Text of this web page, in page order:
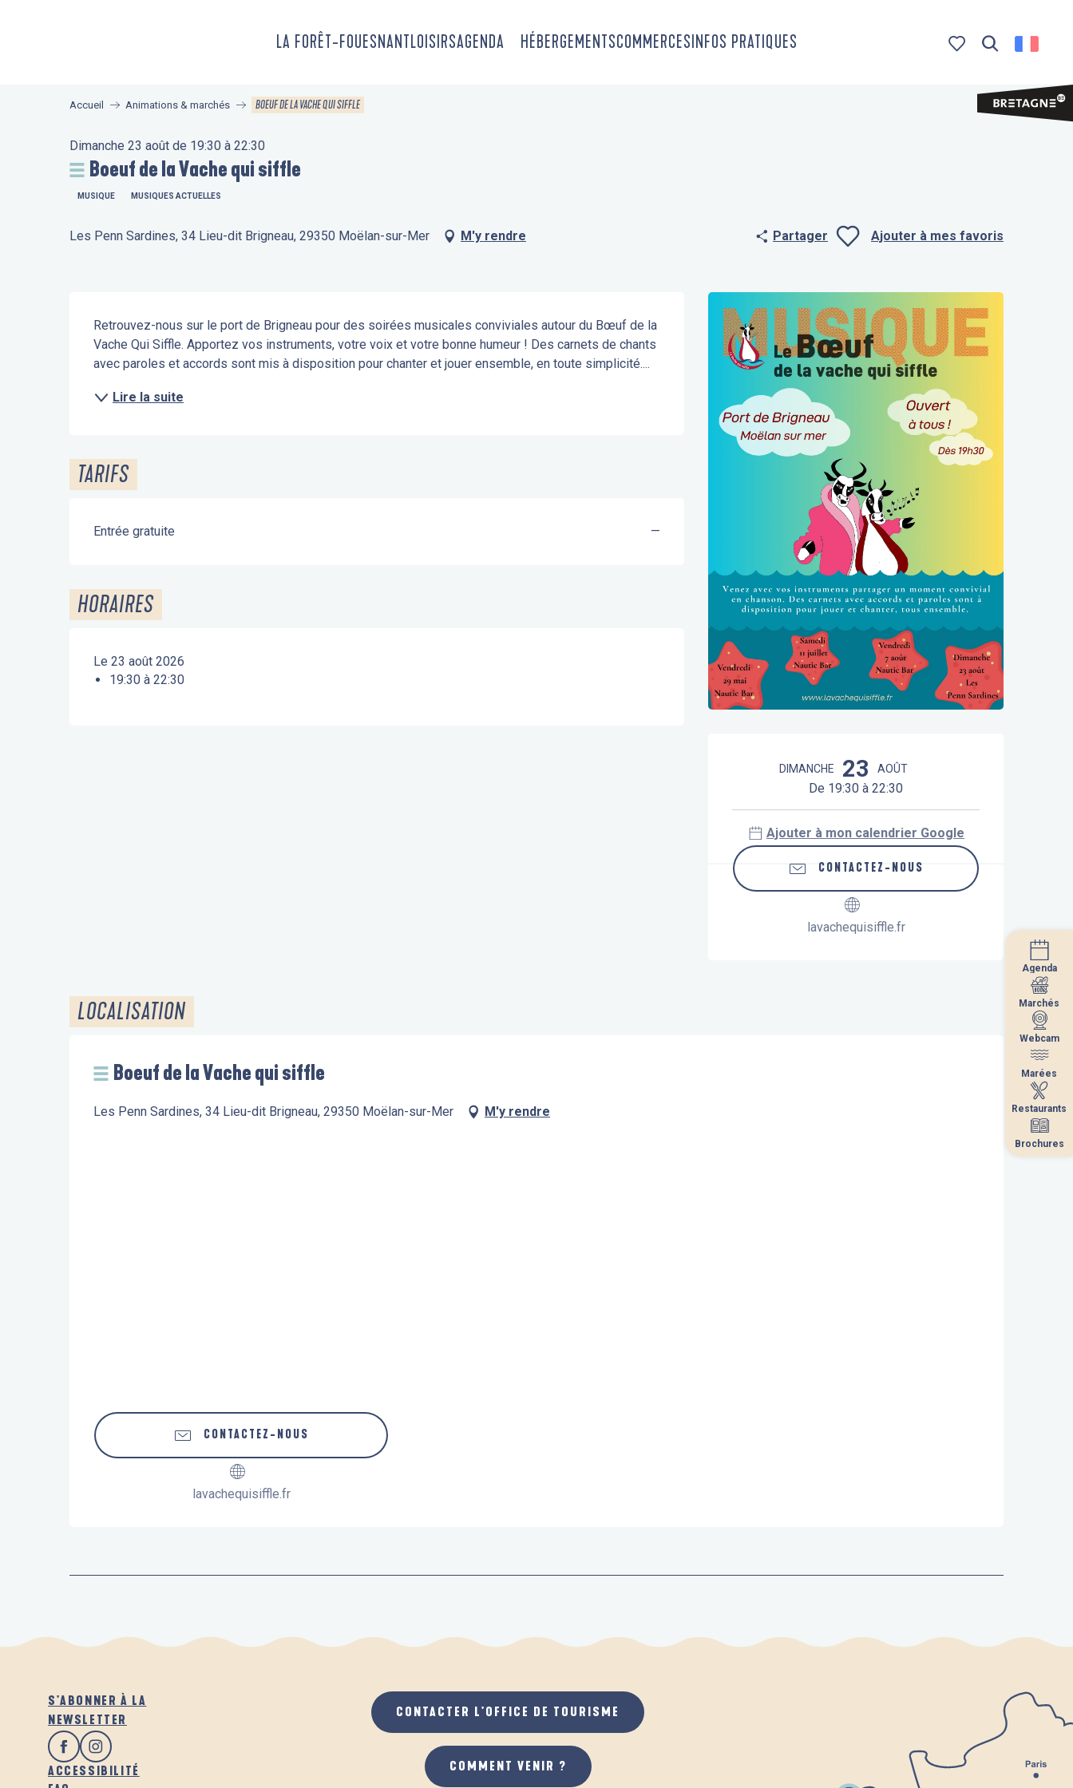
LA FORÊT-FOUESNANTLOISIRSAGENDA HÉBERGEMENTSCOMMERCES INFOS PRATIQUES
Agenda
Marchés
Webcam
Marées
Restaurants
Brochures
Accueil Animations & marchés BOEUF DE LA VACHE QUI SIFFLE
Dimanche 23 août de 19:30 à 22:30
Boeuf de la Vache qui siffle
MUSIQUE MUSIQUES ACTUELLES
Les Penn Sardines, 34 Lieu-dit Brigneau, 29350 Moëlan-sur-Mer M'y rendre Partager Ajouter à mes favoris
Ouverture et coordonnées
DIMANCHE 23 AOÛT
De 19:30 à 22:30
Ajouter à mon calendrier Google
CONTACTEZ-NOUS
lavachequisiffle.fr
Description
Retrouvez-nous sur le port de Brigneau pour des soirées musicales conviviales autour du Bœuf de la
Vache Qui Siffle. Apportez vos instruments, votre voix et votre bonne humeur ! Des carnets de chants
avec paroles et accords sont mis à disposition pour chanter et jouer ensemble, en toute simplicité....
Lire la suite
TARIFS
Entrée gratuite —
HORAIRES
Le 23 août 2026
19:30 à 22:30
LOCALISATION
Boeuf de la Vache qui siffle
Les Penn Sardines, 34 Lieu-dit Brigneau, 29350 Moëlan-sur-Mer M'y rendre
CONTACTEZ-NOUS
lavachequisiffle.fr
S'ABONNER À LA
NEWSLETTER
ACCESSIBILITÉ
CONTACTER L'OFFICE DE TOURISME
COMMENT VENIR ?